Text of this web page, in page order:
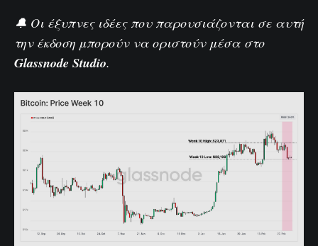
🔔 Οι έξυπνες ιδέες που παρουσιάζονται σε αυτή
την έκδοση μπορούν να οριστούν μέσα στο
Glassnode Studio.